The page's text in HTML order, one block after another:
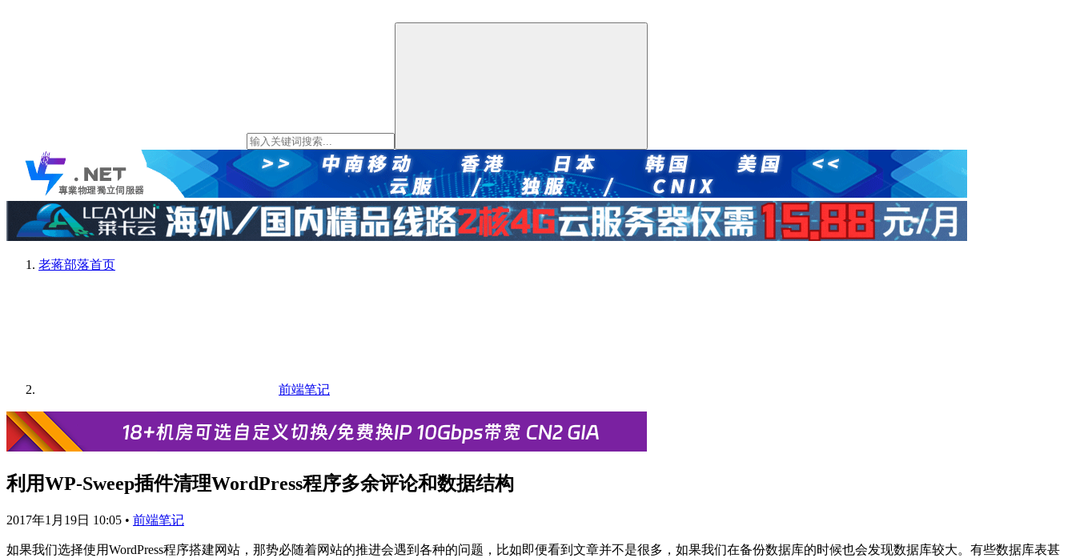
老蒋部落首页
前端笔记
利用WP-Sweep插件清理WordPress程序多余评论和数据结构
2017年1月19日 10:05 • 前端笔记
如果我们选择使用WordPress程序搭建网站，那势必随着网站的推进会遇到各种的问题，比如即便看到文章并不是很多，如果我们在备份数据库的时候也会发现数据库较大。有些数据库表甚